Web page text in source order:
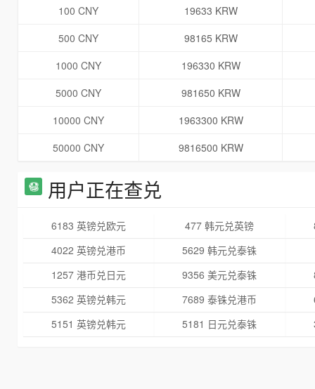
100 CNY
19633 KRW
500 CNY
98165 KRW
1000 CNY
196330 KRW
5000 CNY
981650 KRW
10000 CNY
1963300 KRW
50000 CNY
9816500 KRW
用户正在查兑
6183 英镑兑欧元 477 韩元兑英镑
4022 英镑兑港币
5629 韩元兑泰铢
1257 港币兑日元
9356 美元兑泰铢
5362 英镑兑韩元
7689 泰铢兑港币
5151 英镑兑韩元
5181 日元兑泰铢